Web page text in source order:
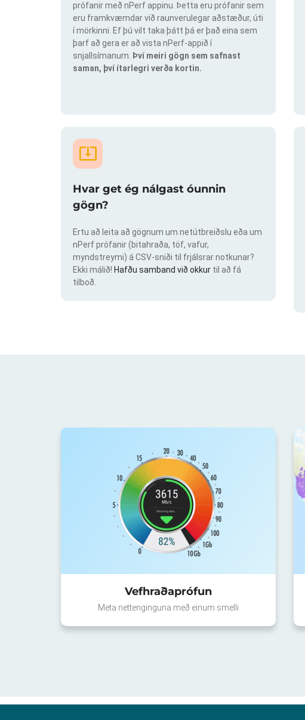
prófanir með nPerf appinu. Þetta eru prófanir sem
eru framkvæmdar við raunverulegar aðstæður, úti
í mörkinni. Ef þú vilt taka þátt þá er það eina sem
þarf að gera er að vista nPerf-appið í
snjallsímanum.
Því meiri gögn sem safnast
saman, því ítarlegri verða kortin.
Hvar get ég nálgast óunnin
gögn?
Ertu að leita að gögnum um netútbreiðslu eða um
nPerf prófanir (bitahraða, töf, vafur,
myndstreymi) á CSV-sniði til frjálsrar notkunar?
Ekki málið! Hafðu samband við okkur til að fá
tilboð.
Vefhraðaprófun
Meta nettenginguna með einum smelli